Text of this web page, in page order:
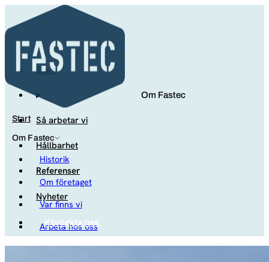
Start
Om Fastec
Historik
Om företaget
Var finns vi
Arbeta hos oss
Studenter
Start
Om Fastec
Så arbetar vi
Hållbarhet
Referenser
Nyheter
Kontakta oss